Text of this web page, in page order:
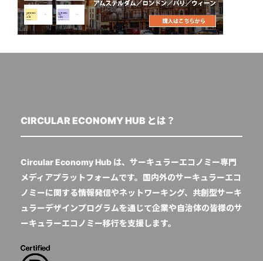
CIRCULAR ECONOMY HUB とは？
Circular Economy Hub は、サーキュラーエコノミー専門
メディアプラットフォームです。国内外のサーキュラーエコ
ノミーに関する情報発信やネットワーキング、共創型サーキ
ュラーデザインプログラムを通じて企業や自治体の皆様のサ
ーキュラーエコノミー移行を支援します。